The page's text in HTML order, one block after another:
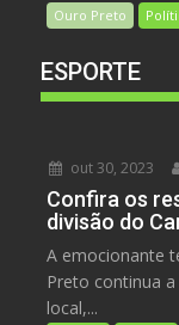
Ouro Preto
ESPORTE
out 30, 2023
Confira os
divisão do
A emocionante
Preto continua
local,...